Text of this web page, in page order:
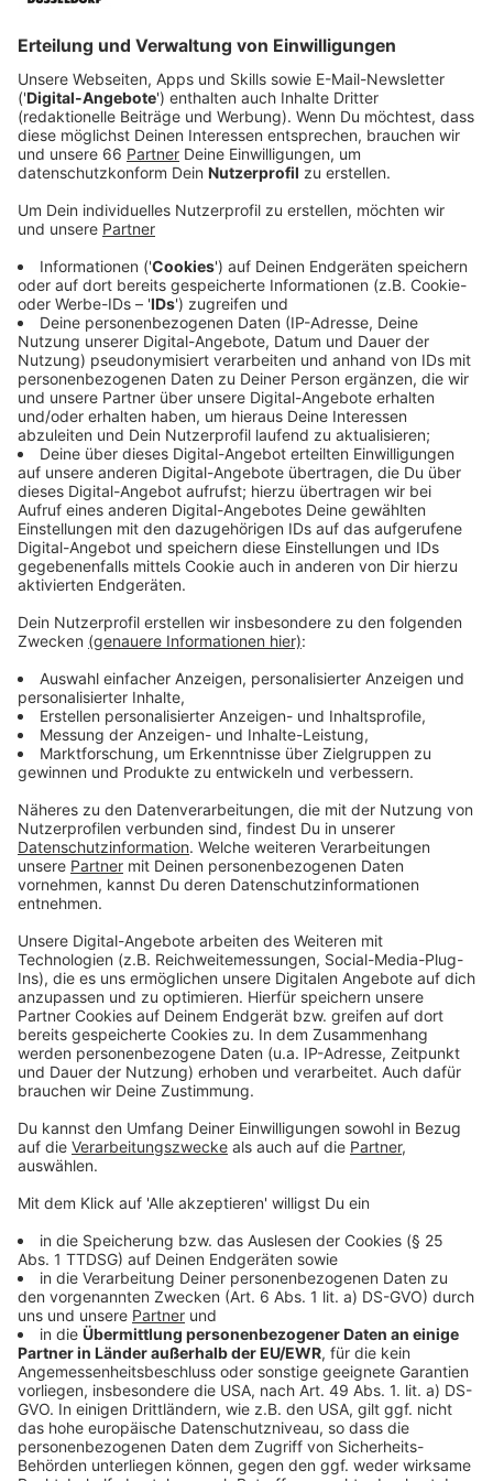
für einen reibungslosen Ablauf der Wahl sorgen.
bekannt gegeben.
Veröffentlicht:Donnerstag, 24.07.2025 11:08
Anzeige
Anzeige
Insgesamt benötigt die Stadt für dieKommunalwahl
rund 3.500 freiwillige Helferinnen und Helfer. Das sind
etwas weniger als noch bei der Bundestagswahl im
Februar. Laut einem Stadtsprecher gebe es derzeit für
rund 75 Prozent der Plätze bereits eine Zusage. Das
bedeutet aber auch, dass noch rund 900 Helferinnen
und Helfer gesucht werden.
Anzeige
Besondere Nachfrage nach Leitungen und
Schriftführenden
Anzeige
Nach Angaben des Stadtsprechers werde noch für
alle Funktionen gesucht vor allem aber Leitungen der
Wahlvorstände und Schriftführende. Für die
ehrenamtliche Arbeit gibt es eine
Aufwandsentschädigung zwischen 60 und 120 Euro.
Anzeige
Weitere Infos und Links zum Thema:
Anzeige
Hier können sich Freiwillige als Wahlhelfende
anmelden
So hatten wir letzte Woche berichtet
Parteien bereiten sich auf Wahl vor
Anzeige
Anzeige